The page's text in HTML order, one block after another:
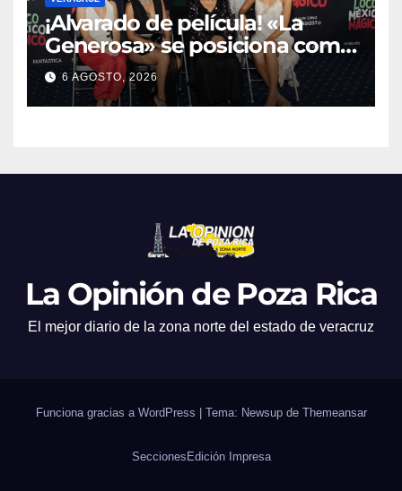
¡Alvarado de película! «La
Generosa» se posiciona como
escenario ideal para
producciones de cine y
televisión
6 AGOSTO, 2026
La Opinión de Poza Rica
El mejor diario de la zona norte del estado de veracruz
Funciona gracias a WordPress Tema: Newsup de Themeansar
SeccionesEdición Impresa